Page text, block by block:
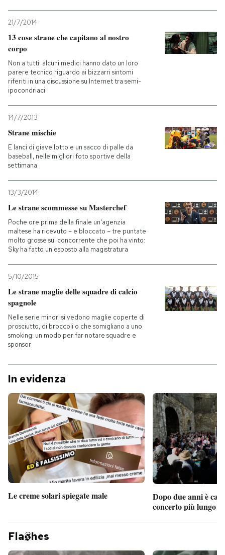
21/7/2014
13 cose strane che capitano al nostro
corpo
Non a tutti: alcuni medici hanno dato un loro
parere tecnico riguardo ai bizzarri sintomi
riferiti in una discussione su Internet tra semi-
ipocondriaci
14/7/2013
Strane mischie
E lanci di giavellotto e un sacco di palle da
baseball, nelle migliori foto sportive della
settimana
13/3/2014
Le strane scommesse su Masterchef
Poche ore prima della finale un'agenzia
maltese ha ricevuto – e bloccato – tre puntate
molto grosse sul concorrente che poi ha vinto:
Sky ha fatto un esposto alla magistratura
5/10/2015
Le strane maglie delle squadre di calcio
spagnole
Nelle serie minori si vedono maglie coperte di
prosciutto, di broccoli o che somigliano a uno
smoking: un modo per far notare squadre e
sponsor
In evidenza
Le creme solari spiegate male
Dopo due anni è
concerto più lungo
Fla hes